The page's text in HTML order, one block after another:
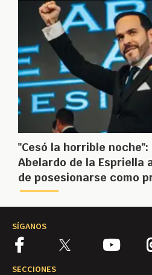
"Cesó la horrible
Abelardo de la Espriella
de posesionarse como
SÍGANOS
SECCIONES